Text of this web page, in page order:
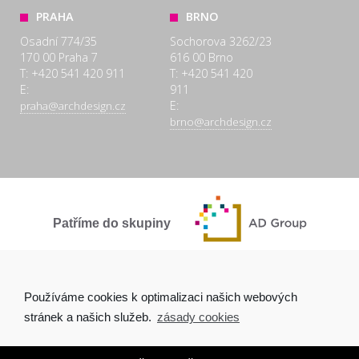
PRAHA
Osadní 774/35
170 00 Praha 7
T: +420 541 420 911
E:
praha@archdesign.cz
BRNO
Sochorova 3262/23
616 00 Brno
T: +420 541 420
911
E:
brno@archdesign.cz
Patříme do skupiny
Používáme cookies k optimalizaci našich webových
stránek a našich služeb. zásady cookies